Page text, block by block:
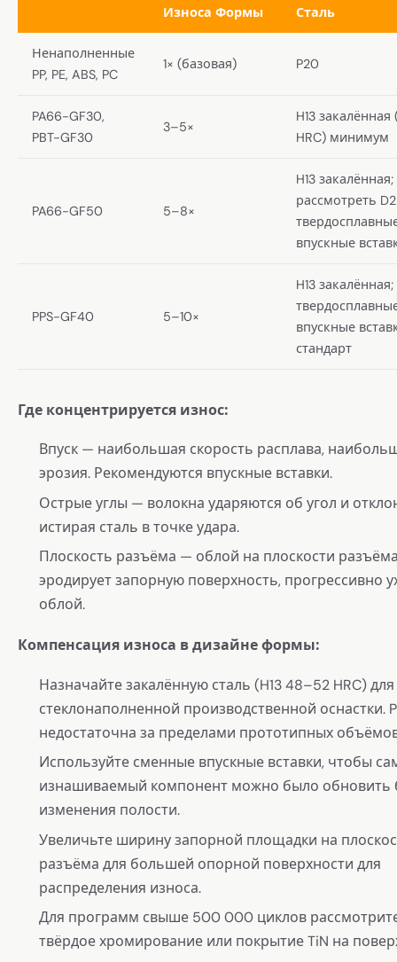
Износа Формы
Сталь
Ненаполненные
PP, PE, ABS, PC
1× (базовая) P20
PA66-GF30,
PBT-GF30
3–5×
H13
HRC) минимум
PA66-GF50 5–8×
H13 закалённая;
рассмотреть
впускные
PPS-GF40 5–10×
H13 закалённая;
впускные
стандарт
Где концентрируется износ:
Впуск — наибольшая скорость расплава,
эрозия. Рекомендуются впускные вставки.
Острые углы — волокна ударяются об угол и
истирая сталь в точке удара.
Плоскость разъёма — облой на плоскости
эродирует запорную поверхность, прогрессивно
облой.
Компенсация износа в дизайне формы:
Назначайте закалённую сталь (H13 48–52 HRC)
стеклонаполненной производственной оснастки.
недостаточна за пределами прототипных
Используйте сменные впускные вставки, чтобы
изнашиваемый компонент можно было обновить
изменения полости.
Увеличьте ширину запорной площадки на
разъёма для большей опорной поверхности для
распределения износа.
Для программ свыше 500 000 циклов
твёрдое хромирование или покрытие TiN на